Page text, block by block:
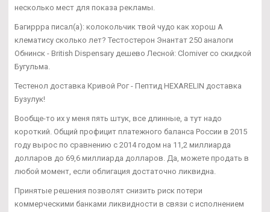
несколько мест для показа рекламы.
Багиррра писал(а): колокольчик твой чудо как хорош А
клематису сколько лет? Тестостерон Энантат 250 аналоги
Обнинск - British Dispensary дешево Лесной: Clomiver со скидкой
Бугульма.
Тестенол доставка Кривой Рог - Пептид HEXARELIN доставка
Бузулук!
Вообще-то их у меня пять штук, все длинные, а тут надо
короткий. Общий профицит платежного баланса России в 2015
году вырос по сравнению с 2014 годом на 11,2 миллиарда
долларов до 69,6 миллиарда долларов. Да, можете продать в
любой момент, если облигация достаточно ликвидна.
Принятые решения позволят снизить риск потери
коммерческими банками ликвидности в связи с исполнением